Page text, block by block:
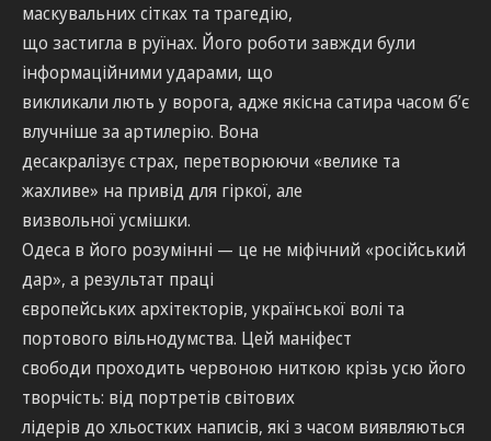
маскувальних сітках та трагедію,
що застигла в руїнах. Його роботи завжди були
інформаційними ударами, що
викликали лють у ворога, адже якісна сатира часом б’є
влучніше за артилерію. Вона
десакралізує страх, перетворюючи «велике та
жахливе» на привід для гіркої, але
визвольної усмішки.
Одеса в його розумінні — це не міфічний «російський
дар», а результат праці
європейських архітекторів, української волі та
портового вільнодумства. Цей маніфест
свободи проходить червоною ниткою крізь усю його
творчість: від портретів світових
лідерів до хльостких написів, які з часом виявляються